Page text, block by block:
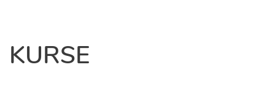
KURSE